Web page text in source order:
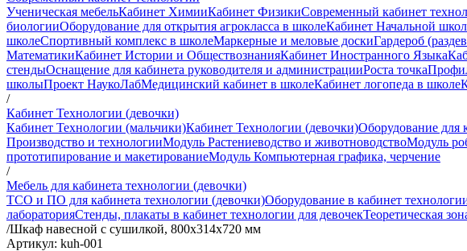
Ученическая мебельКабинет ХимииКабинет ФизикиСовременный кабинет
биологииОборудование для открытия агрокласса в школеКабинет Начальной
школеСпортивный комплекс в школеМаркерные и меловые доскиГардероб
МатематикиКабинет Истории и ОбществознанияКабинет Иностранного Языка
стендыОснащение для кабинета руководителя и администрацииРоста точка
школыПроект НаукоЛабМедицинский кабинет в школеКабинет логопеда в школе
/
Кабинет Технологии (девочки)
Кабинет Технологии (мальчики)Кабинет Технологии (девочки)Оборудование для
Производство и технологииМодуль Растениеводство и животноводствоМодуль
прототипирование и макетированиеМодуль Компьютерная графика, черчение
/
Мебель для кабинета технологии (девочки)
ТСО и ПО для кабинета технологии (девочки)Оборудование в кабинет
лабораторияСтенды, плакаты в кабинет технологии для девочекТеоретическая
/Шкаф навесной с сушилкой, 800х314х720 мм
Артикул: kuh-001